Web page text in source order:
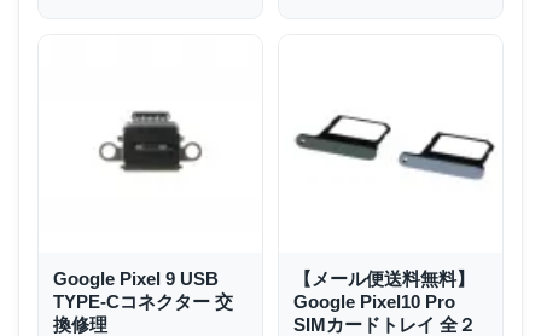
Google Pixel 9 USB
TYPE-Cコネクター 交
換修理
【メール便送料無料】
Google Pixel10 Pro
SIMカードトレイ 全２